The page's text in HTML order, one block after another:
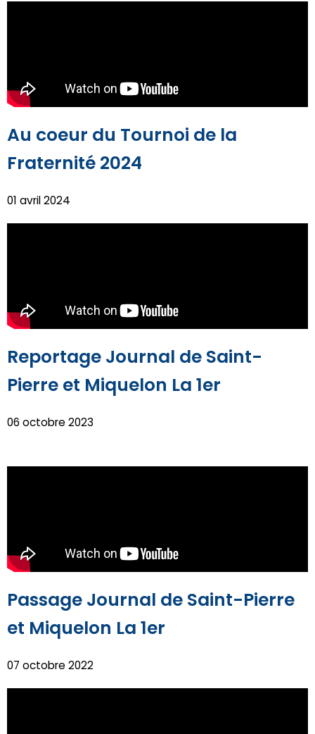
Au coeur du Tournoi de la
Fraternité 2024
01 avril 2024
Reportage Journal de Saint-
Pierre et Miquelon La 1er
06 octobre 2023
Passage Journal de Saint-Pierre
et Miquelon La 1er
07 octobre 2022